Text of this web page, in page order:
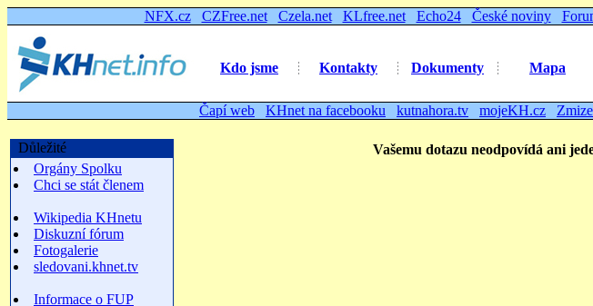
NFX.cz CZFree.net Czela.net KLfree.net Echo24 České noviny
Kdo jsme Kontakty Dokumenty Mapa
Čapí web KHnet na facebooku kutnahora.tv mojeKH.cz
Důležité
Orgány Spolku
Chci se stát členem
Wikipedia KHnetu
Diskuzní fórum
Fotogalerie
sledovani.khnet.tv
Informace o FUP
Vašemu dotazu neodpovídá ani